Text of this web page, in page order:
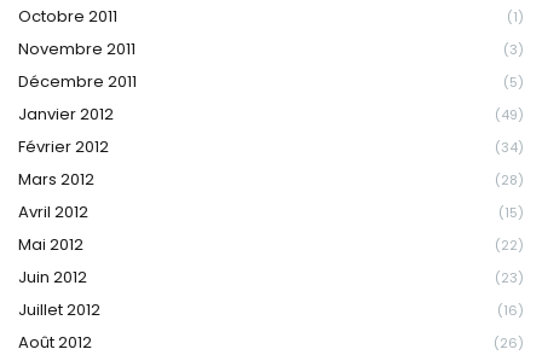
Octobre 2011 (1)
Novembre 2011 (3)
Décembre 2011 (5)
Janvier 2012 (49)
Février 2012 (34)
Mars 2012 (28)
Avril 2012 (15)
Mai 2012 (22)
Juin 2012 (23)
Juillet 2012 (16)
Août 2012 (26)